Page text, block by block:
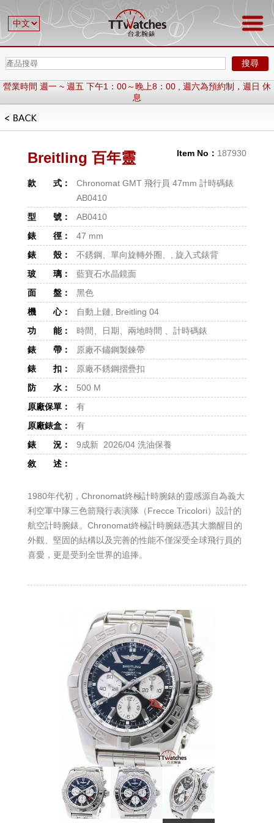
搜尋
營業時間 週一 ~ 週五 下午1：00～晚上8：00 , 週六為預約制，週日 休
息
營業時間 週一 ~ 週五 下午1：00～晚上8：00 , 週六為預約制，週日 休
歡迎加 LINE , ID : @ttwatches
Item No： 187930
Breitling 百年靈
款 式：
Chronomat GMT 飛行員 47mm 計時碼錶
AB0410
型 號：
AB0410
錶 徑：
47 mm
錶 殼：
不銹鋼、單向旋轉外圈、, 旋入式錶背
玻 璃：
藍寶石水晶鏡面
面 盤：
黑色
機 心：
自動上鏈, Breitling 04
功 能：
時間、日期、兩地時間 、計時碼錶
錶 帶：
原廠不鏽鋼製鍊帶
錶 扣：
原廠不銹鋼摺疊扣
防 水：
500 M
原廠保單：
有
原廠錶盒：
有
錶 況：
9成新 2026/04 洗油保養
敘 述：
1980年代初，Chronomat終極計時腕錶的靈感源自為義大
利空軍中隊三色箭飛行表演隊（Frecce Tricolori）設計的
航空計時腕錶。Chronomat終極計時腕錶憑其大膽醒目的
外觀、堅固的結構以及完善的性能不僅深受全球飛行員的
喜愛，更是受到全世界的追捧。